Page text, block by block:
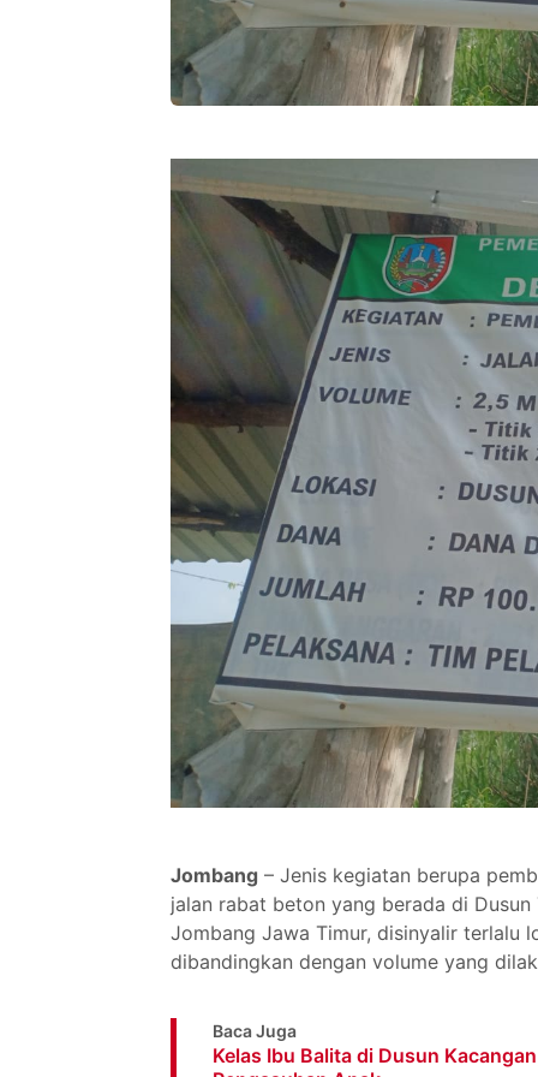
Jombang – Jenis kegiatan berupa
jalan rabat beton yang berada di Dusun
Jombang Jawa Timur, disinyalir terlalu
dibandingkan dengan volume yang
Baca Juga
Kelas Ibu Balita di Dusun